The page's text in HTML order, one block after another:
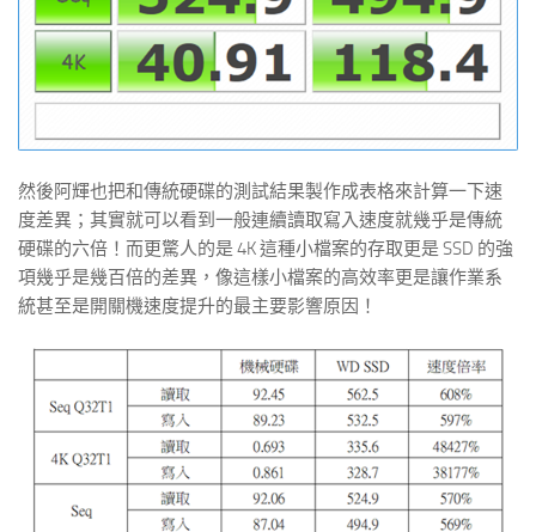
然後阿輝也把和傳統硬碟的測試結果製作成表格來計算一下速
度差異；其實就可以看到一般連續讀取寫入速度就幾乎是傳統
硬碟的六倍！而更驚人的是 4K 這種小檔案的存取更是 SSD 的強
項幾乎是幾百倍的差異，像這樣小檔案的高效率更是讓作業系
統甚至是開關機速度提升的最主要影響原因！